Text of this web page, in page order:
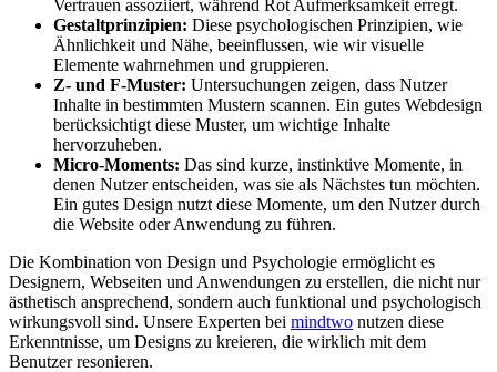
Vertrauen assoziiert, während Rot Aufmerksamkeit erregt.
Gestaltprinzipien: Diese psychologischen Prinzipien, wie
Ähnlichkeit und Nähe, beeinflussen, wie wir visuelle
Elemente wahrnehmen und gruppieren.
Z- und F-Muster: Untersuchungen zeigen, dass Nutzer
Inhalte in bestimmten Mustern scannen. Ein gutes Webdesign
berücksichtigt diese Muster, um wichtige Inhalte
hervorzuheben.
Micro-Moments: Das sind kurze, instinktive Momente, in
denen Nutzer entscheiden, was sie als Nächstes tun möchten.
Ein gutes Design nutzt diese Momente, um den Nutzer durch
die Website oder Anwendung zu führen.
Die Kombination von Design und Psychologie ermöglicht es
Designern, Webseiten und Anwendungen zu erstellen, die nicht nur
ästhetisch ansprechend, sondern auch funktional und psychologisch
wirkungsvoll sind. Unsere Experten bei mindtwo nutzen diese
Erkenntnisse, um Designs zu kreieren, die wirklich mit dem
Benutzer resonieren.